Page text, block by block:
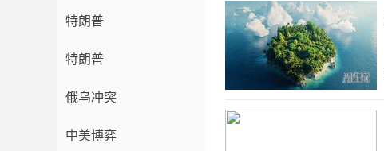
特朗普
特朗普
俄乌冲突
中美博弈